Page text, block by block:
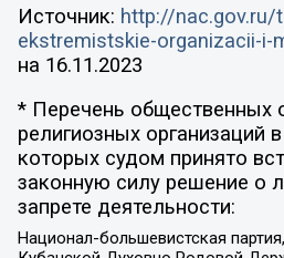
Источник: http://nac.gov.ru/
ekstremistskie-organizacii-i-
на 16.11.2023
* Перечень общественных
религиозных организаций
которых судом принято
законную силу решение о
запрете деятельности:
Национал-большевистская